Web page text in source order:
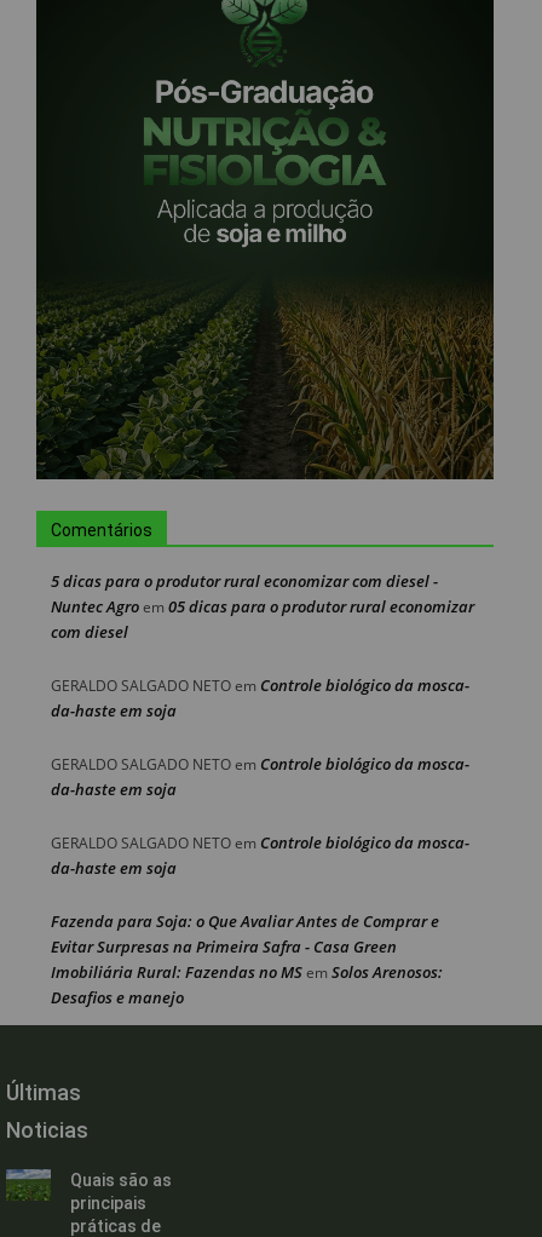
Comentários
5 dicas para o produtor rural economizar com diesel -
Nuntec Agroem 05 dicas para o produtor rural economizar
com diesel
GERALDO SALGADO NETOem Controle biológico da mosca-
da-haste em soja
GERALDO SALGADO NETOem Controle biológico da mosca-
da-haste em soja
GERALDO SALGADO NETOem Controle biológico da mosca-
da-haste em soja
Fazenda para Soja: o Que Avaliar Antes de Comprar e
Evitar Surpresas na Primeira Safra - Casa Green
Imobiliária Rural: Fazendas no MSem Solos Arenosos:
Desafios e manejo
Últimas
Noticias
Quais são as
principais
práticas de